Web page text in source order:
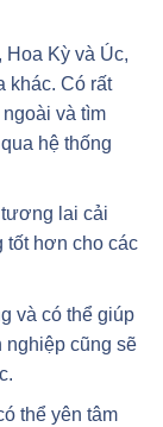
Kỳ và Úc,
khác. Có rất
và tìm
hệ thống
tương lai cải
tốt hơn cho các
và có thể giúp
cũng sẽ
thể yên tâm